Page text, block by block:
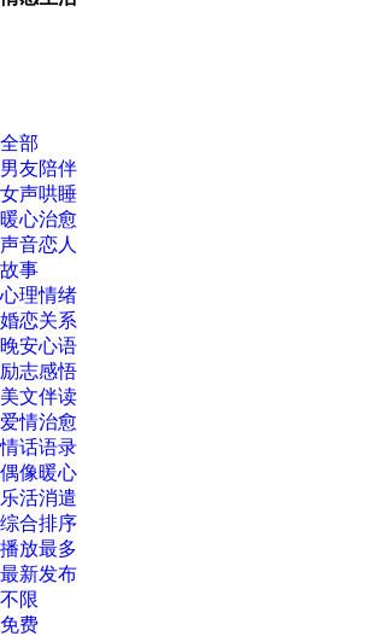
全部
男友陪伴
女声哄睡
暖心治愈
声音恋人
故事
心理情绪
婚恋关系
晚安心语
励志感悟
美文伴读
爱情治愈
情话语录
偶像暖心
乐活消遣
综合排序
播放最多
最新发布
不限
免费